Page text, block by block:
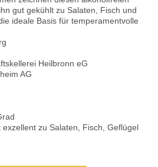
gut gekühlt zu Salaten, Fisch und
ideale Basis für temperamentvolle
Heilbronn eG
AG
zu Salaten, Fisch, Geflügel